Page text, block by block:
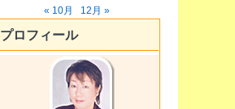
« 10月
12月 »
プロフィール